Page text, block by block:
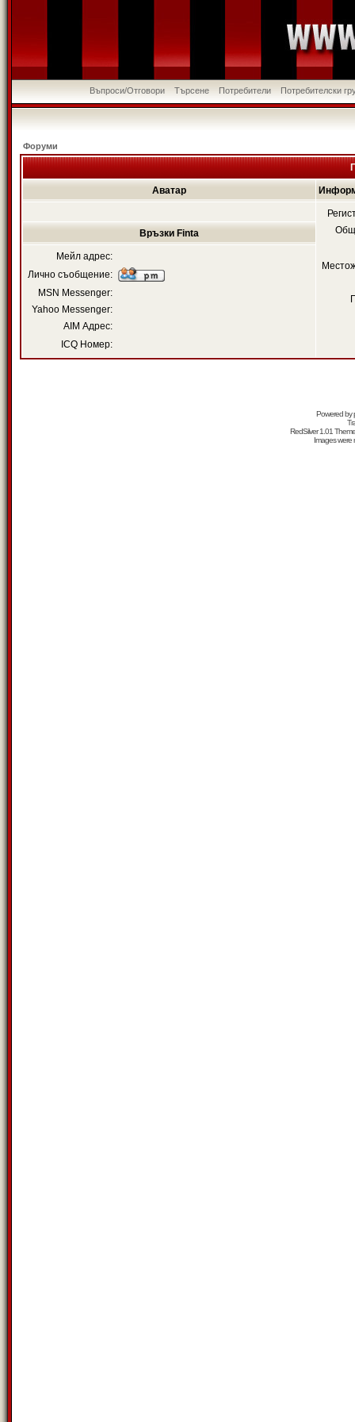
Въпроси/Отговори Търсене Потребители Потребителски
Форуми
Аватар
Връзки Finta
Мейл адрес:
Лично съобщение:
MSN Messenger:
Yahoo Messenger:
AIM Адрес:
ICQ Номер:
Powered by
RedSilver 1.01
Images were